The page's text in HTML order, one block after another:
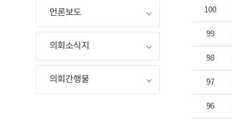
언론보도
의회소식지
의회간행물
100
99
98
97
96